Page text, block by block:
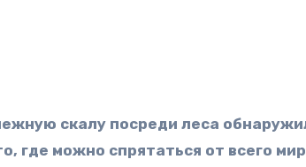
скалу посреди леса
где можно спрятаться от всего